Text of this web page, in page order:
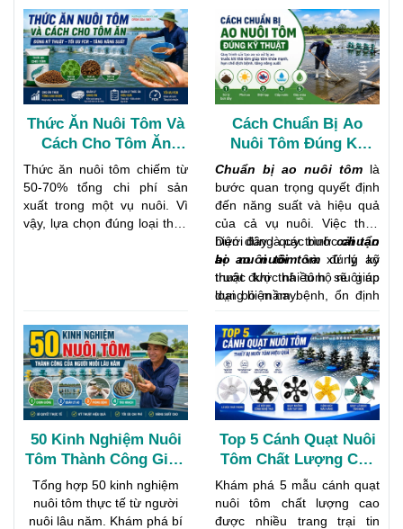
Thức Ăn Nuôi Tôm Và
Cách Cho Tôm Ăn
Đúng Kỹ Thuật Giúp
Tăng Năng Suất
Thức ăn nuôi tôm chiếm từ
50-70% tổng chi phí sản
xuất trong một vụ nuôi. Vì
vậy, lựa chọn đúng loại thức
(FCR). Bên cạnh đó, quản lý
thức ăn tôm hiệu quả còn
góp phần hạn chế ô nhiễm
môi trường ao nuôi và nâng
cao lợi nhuận cho người
nuôi.
Cách Chuẩn Bị Ao
Nuôi Tôm Đúng Kỹ
Thuật Để Tôm Phát
Triển Khỏe Mạnh
Chuẩn bị ao nuôi tôm là
bước quan trọng quyết định
đến năng suất và hiệu quả
của cả vụ nuôi. Việc thực
hiện đúng quy trìnhcải tạo
ao nuôi tômvà xử lý ao
trước khi thả tôm sẽ giúp
loại bỏ mầm bệnh, ổn định
kiện thuận lợi cho tôm giống
phát triển khỏe mạnh.
Dưới đây là các bướcchuẩn
bị ao nuôi tôm đúng kỹ
thuật được nhiều hộ nuôi áp
dụng hiện nay.
50 Kinh Nghiệm Nuôi
Tôm Thành Công Giúp
Tăng Năng Suất Và
Giảm Rủi Ro
Tổng hợp 50 kinh nghiệm
nuôi tôm thực tế từ người
nuôi lâu năm. Khám phá bí
Top 5 Cánh Quạt Nuôi
Tôm Chất Lượng Cao
Được Ưa Chuộng Hiện
Nay
Khám phá 5 mẫu cánh quạt
nuôi tôm chất lượng cao
được nhiều trang trại tin